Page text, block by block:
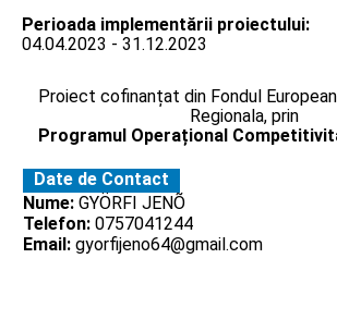
Perioada implementării proiectului:
04.04.2023 - 31.12.2023
Proiect cofinanțat din Fondul
Regionala, prin
Programul Operațional
Date de Contact
Nume: GYÖRFI JENÕ
Telefon: 0757041244
Email: gyorfijeno64@gmail.com